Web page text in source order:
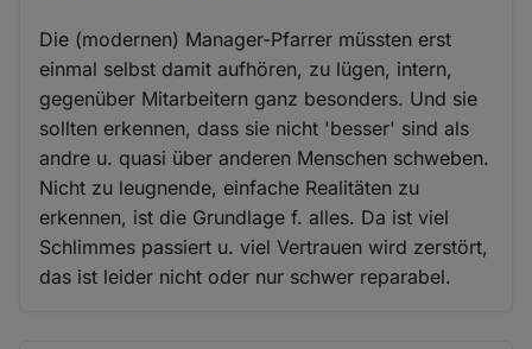
Die (modernen) Manager-Pfarrer müssten erst
einmal selbst damit aufhören, zu lügen, intern,
gegenüber Mitarbeitern ganz besonders. Und sie
sollten erkennen, dass sie nicht 'besser' sind als
andre u. quasi über anderen Menschen schweben.
Nicht zu leugnende, einfache Realitäten zu
erkennen, ist die Grundlage f. alles. Da ist viel
Schlimmes passiert u. viel Vertrauen wird zerstört,
das ist leider nicht oder nur schwer reparabel.